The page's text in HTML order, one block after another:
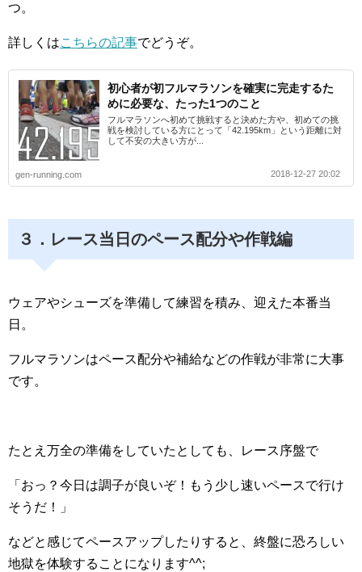
つ。
詳しくはこちらの記事でどうぞ。
初心者が初フルマラソンを確実に完走するた
めに必要な、たった1つのこと
フルマラソンへ初めて挑戦すると決めた方や、初めての挑
戦を検討している方にとって「42.195km」という距離に対
して不安の大きい方が...
gen-running.com 2018-12-27 20:02
３．レース当日のペース配分や作戦編
ウェアやシューズを準備して練習を積み、迎えた本番当
日。
フルマラソンはペース配分や補給などの作戦が非常に大事
です。
たとえ万全の準備をしていたとしても、レース序盤で
「おっ？今日は調子が良いぞ！もう少し速いペースで行け
そうだ！」
などと感じてペースアップしたりすると、終盤に恐ろしい
地獄を体験することになります^^;